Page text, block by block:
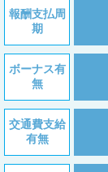
報酬支払周
期
ボーナス有
無
交通費支給
有無